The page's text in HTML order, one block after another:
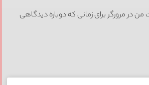
من در مرورگر برای زمانی که دوباره دیدگاهی